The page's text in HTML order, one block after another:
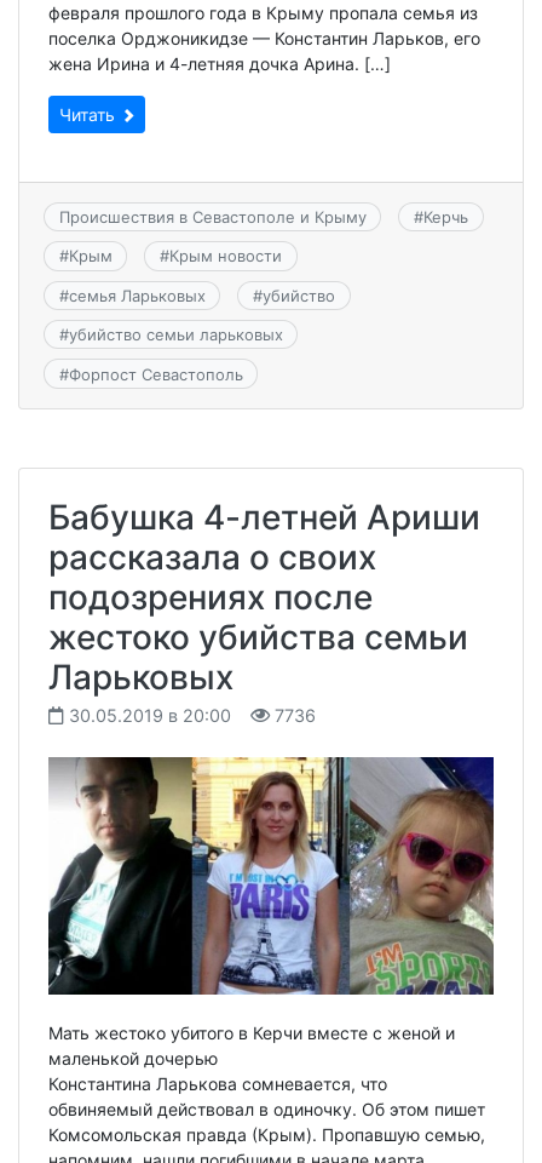
февраля прошлого года в Крыму пропала семья из
поселка Орджоникидзе — Константин Ларьков, его
жена Ирина и 4-летняя дочка Арина. […]
Читать
Происшествия в Севастополе и Крыму #Керчь
#Крым #Крым новости
#семья Ларьковых #убийство
#убийство семьи ларьковых
#Форпост Севастополь
Бабушка 4-летней Ариши
рассказала о своих
подозрениях после
жестоко убийства семьи
Ларьковых
30.05.2019 в 20:00 7736
Мать жестоко убитого в Керчи вместе с женой и
маленькой дочерью
Константина Ларькова сомневается, что
обвиняемый действовал в одиночку. Об этом пишет
Комсомольская правда (Крым). Пропавшую семью,